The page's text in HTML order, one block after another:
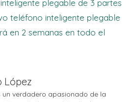
plegable de 3 partes
teléfono inteligente plegable
en 2 semanas en todo el
López
un verdadero apasionado de la